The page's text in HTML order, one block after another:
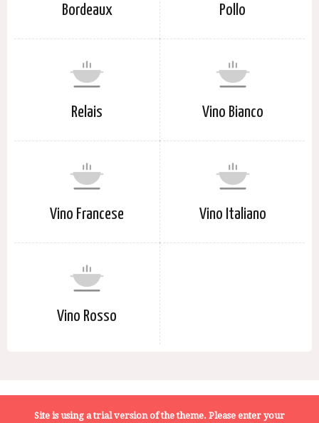
Bordeaux Pollo
Relais Vino Bianco
Vino Francese Vino Italiano
Vino Rosso
Site is using a trial version of the theme. Please enter your